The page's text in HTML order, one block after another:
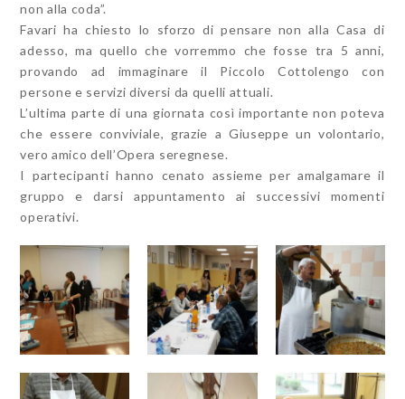
non alla coda”.
Favari ha chiesto lo sforzo di pensare non alla Casa di
adesso, ma quello che vorremmo che fosse tra 5 anni,
provando ad immaginare il Piccolo Cottolengo con
persone e servizi diversi da quelli attuali.
L’ultima parte di una giornata così importante non poteva
che essere conviviale, grazie a Giuseppe un volontario,
vero amico dell’Opera seregnese.
I partecipanti hanno cenato assieme per amalgamare il
gruppo e darsi appuntamento ai successivi momenti
operativi.